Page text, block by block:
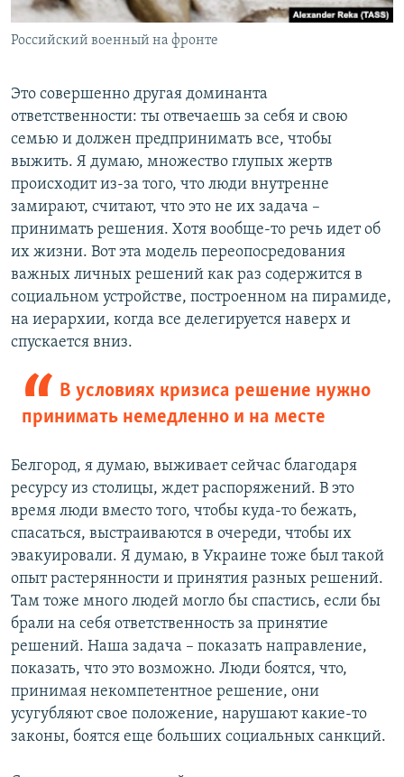
Российский военный на фронте
Это совершенно другая доминанта
ответственности: ты отвечаешь за себя и свою
семью и должен предпринимать все, чтобы
выжить. Я думаю, множество глупых жертв
происходит из-за того, что люди внутренне
замирают, считают, что это не их задача –
принимать решения. Хотя вообще-то речь идет об
их жизни. Вот эта модель переопосредования
важных личных решений как раз содержится в
социальном устройстве, построенном на пирамиде,
на иерархии, когда все делегируется наверх и
спускается вниз.
В условиях кризиса решение нужно
принимать немедленно и на месте
Белгород, я думаю, выживает сейчас благодаря
ресурсу из столицы, ждет распоряжений. В это
время люди вместо того, чтобы куда-то бежать,
спасаться, выстраиваются в очереди, чтобы их
эвакуировали. Я думаю, в Украине тоже был такой
опыт растерянности и принятия разных решений.
Там тоже много людей могло бы спастись, если бы
брали на себя ответственность за принятие
решений. Наша задача – показать направление,
показать, что это возможно. Люди боятся, что,
принимая некомпетентное решение, они
усугубляют свое положение, нарушают какие-то
законы, боятся еще больших социальных санкций.